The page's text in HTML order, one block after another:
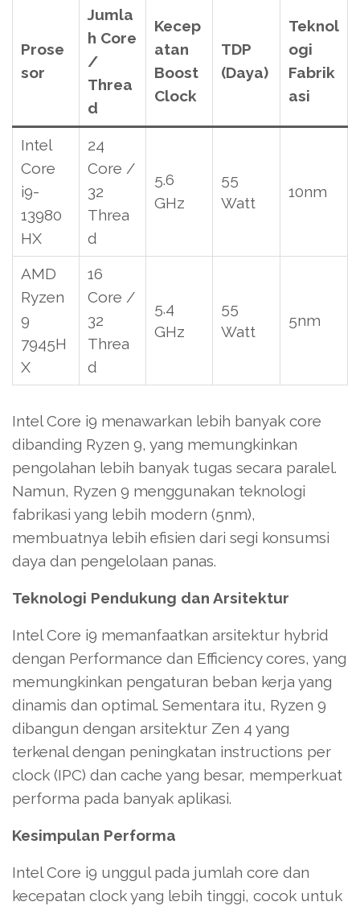
Prose
sor
Jumla
h Core
/
Threa
d
Kecep
atan
Boost
Clock
TDP
(Daya)
Teknol
ogi
Fabrik
asi
Intel
Core
i9-
13980
HX
24
Core /
32
Threa
d
5.6
GHz
55
Watt
10nm
AMD
Ryzen
9
7945H
X
16
Core /
32
Threa
d
5.4
GHz
55
Watt
5nm
Intel Core i9 menawarkan lebih banyak core
dibanding Ryzen 9, yang memungkinkan
pengolahan lebih banyak tugas secara paralel.
Namun, Ryzen 9 menggunakan teknologi
fabrikasi yang lebih modern (5nm),
membuatnya lebih efisien dari segi konsumsi
daya dan pengelolaan panas.
Teknologi Pendukung dan Arsitektur
Intel Core i9 memanfaatkan arsitektur hybrid
dengan Performance dan Efficiency cores, yang
memungkinkan pengaturan beban kerja yang
dinamis dan optimal. Sementara itu, Ryzen 9
dibangun dengan arsitektur Zen 4 yang
terkenal dengan peningkatan instructions per
clock (IPC) dan cache yang besar, memperkuat
performa pada banyak aplikasi.
Kesimpulan Performa
Intel Core i9 unggul pada jumlah core dan
kecepatan clock yang lebih tinggi, cocok untuk